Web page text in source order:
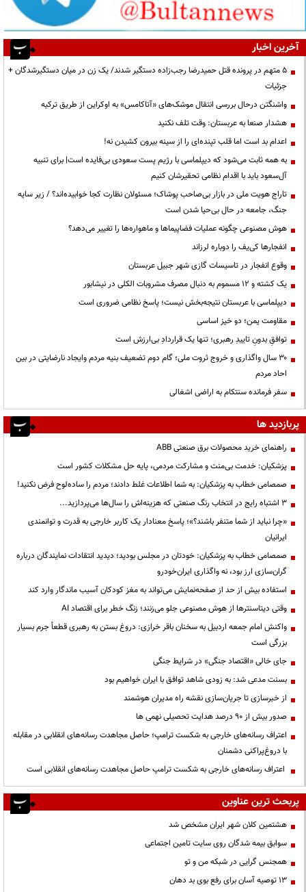
آخرین اخبار
۵ متهم در پرونده قتل حمیدرضا رجب‌زاده دستگیر شدند/ یک زن در میان دستگیرشدگان +
جزئیات
واشنگتن درحال بررسی انتقال موشک‌های «آتاکامس» به اوکراین از طریق ترکیه
هشدار صنعا به عربستان: وقت تلف نکنید
اعدام بد است اما قلب تپنده‌ای را از سینه بیرون کشیدن نه!
به همه ثابت می‌شود که دیپلماسی با رژیم پست سعودی بی‌فایده است| برای تنبیه
آل‌سعود باید با اقدام نظامی تحقیرشان کنیم
تاراج هویت ملی در بازار بی‌صاحب پوشاک؛ مسئولان نظارت کجا خوابیده‌اند؟ / زیر سایه
جنگ، جامعه در حال بی‌حیا شدن است
هوش مصنوعی چگونه عملیات فضاپیماها و ماهواره‌ها را تغییر می‌دهد؟
انفجارها کی‌یف را دوباره لرزاند
وقوع انفجار در تاسیسات گازی شهر جبیل عربستان
یک کشته و ۱۲ مسموم به دنبال مصرف مشروبات الکلی در نیشابور
دیپلماسی با عربستان نتیجه‌بخش نیست؛ پاسخ نظامی ضروری است
مقاومت یمن؛ دو خیز اساسی
توافقِ بدونِ تاییدِ رهبری؛ تنها یک قراردادِ بی‌ارزش است
۳۰ سال واگذاری و خروج ثروت ملی؛ گام دوم تضعیف بنیه مردم وایجاد نارضایتی در بین
احاد مردم
سفر فرمانده سنتکام به اراضی اشغالی
پربازدید ها
راهنمای خرید محصولات برق صنعتی ABB
پزشکیان: خدمت بی‌منت و مشارکت مردمی، پایه حل مشکلات کشور است
صمصامی خطاب به پزشکیان: به شما اطلاعات غلط دادند؛ مردم را ساده‌لوح فرض نکنید!
3 اشتباه رایج در انتخاب رنگ صنعتی که هزینه‌اش را سال‌ها می‌پردازید...
«چرا نباید از شما متنفر باشند؟»؛ پاسخ معنادار یک کاربر خارجی به قدرت و توانمندی
ایرانیان
صمصامی خطاب به پزشکیان: خودتان در مجلس بودید؛ دیدید انتقادات نمایندگان درباره
گران‌سازی ارز بود، نه واگذاری ایران‌خودرو
استفاده بیش از حد از صفحه‌نمایش می‌تواند به مغز کودکان آسیب ماندگار وارد کند
وقتی دیتاسنترها از هوش مصنوعی جلو می‌زنند؛ زنگ خطر برای اقتصاد AI
واکنش امام جمعه اردبیل به سخنان باقر خرازی: دروغ بستن به رهبری قطعاً جرم بسیار
بزرگی است
جای خالی «اقتصاد جنگی» در شرایط جنگی
بسنت مدعی شد: به زودی شاهد توافق با ایران خواهیم بود
از خبرسازی تا جریان‌سازی نقشه راه مدیران هوشمند
صدور بیش از ۹۰ درصد هدایت تحصیلی نهمی ها
اعتراف رسانه‌های خارجی به شکست ترامپ؛ حاصل مجاهدت رسانه‌های انقلابی در مقابله
با دروغ‌پراکنی دشمنان
اعتراف رسانه‌های خارجی به شکست ترامپ حاصل مجاهدت رسانه‌های انقلابی است
پربحث ترین عناوین
هشتمین کلان شهر ایران مشخص شد
سوابق بیمه شدگان روی سایت تامین اجتماعی
همجنس گرایی در شبکه من و تو
13 توصیه آسان برای رفع بوی بد دهان